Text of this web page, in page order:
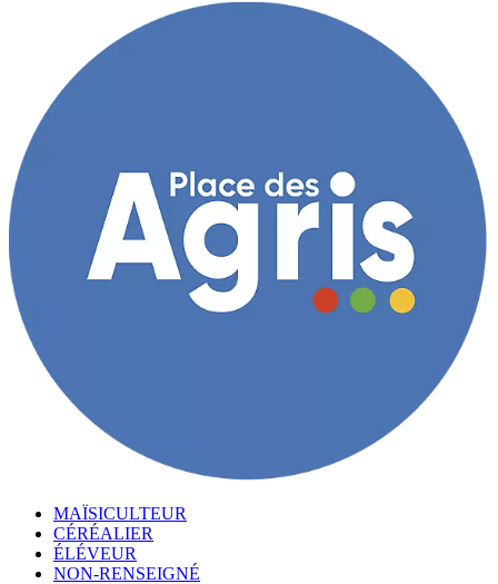
MAÏSICULTEUR
CÉRÉALIER
ÉLÉVEUR
NON-RENSEIGNÉ